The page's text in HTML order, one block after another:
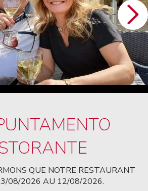
QUE NOTRE RESTAURANT
08/2026 AU 12/08/2026.